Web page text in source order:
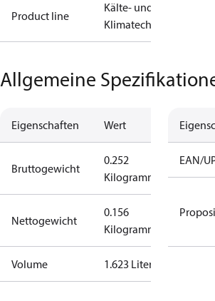
Product line
Kälte- und
Klimatechnik
Allgemeine
Eigenschaften Wert
Bruttogewicht
0.252
Kilogramm
Nettogewicht
0.156
Kilogramm
Volume 1.623 Liter
EAN/